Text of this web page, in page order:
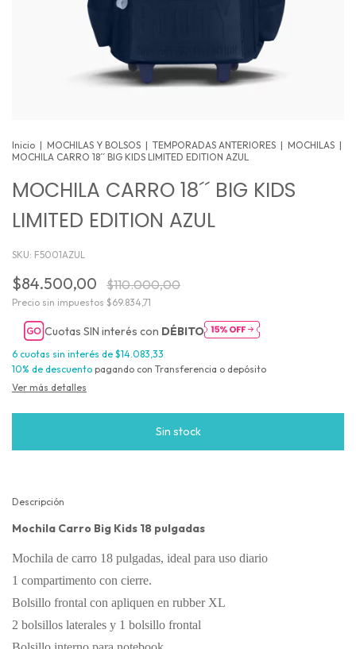
Inicio | MOCHILAS Y BOLSOS | TEMPORADAS ANTERIORES | MOCHILAS |
MOCHILA CARRO 18´´ BIG KIDS LIMITED EDITION AZUL
MOCHILA CARRO 18´´ BIG KIDS
LIMITED EDITION AZUL
SKU: F5001AZUL
$84.500,00 $110.000,00
Precio sin impuestos $69.834,71
Cuotas SIN interés con DÉBITO
6 cuotas sin interés de $14.083,33
10% de descuento pagando con Transferencia o depósito
Ver más detalles
Descripción
Mochila Carro Big Kids 18 pulgadas
Mochila de carro 18 pulgadas, ideal para uso diario
1 compartimento con cierre.
Bolsillo frontal con apliquen en rubber XL
2 bolsillos laterales y 1 bolsillo frontal